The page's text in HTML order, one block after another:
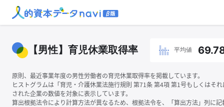
【男性】育児休業取得率 平均値
原則、最近事業年度の男性労働者の育児休業取得率を掲載しています。
ヒストグラムは「育児・介護休業法施行規則 第71条 第4項 第1号もしくはそ
された企業の数値を対象に表示しています。
算出根拠法令により計算方法が異なるため、根拠法令を、「算出方法」列に